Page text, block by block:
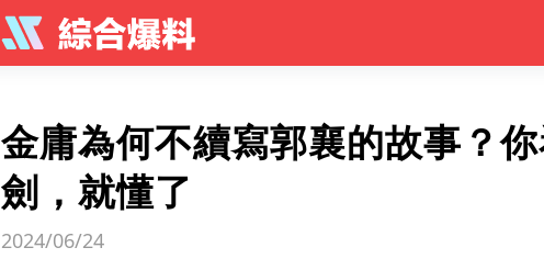
金庸為何不續寫郭襄的故事？
劍，就懂了
2024/06/24